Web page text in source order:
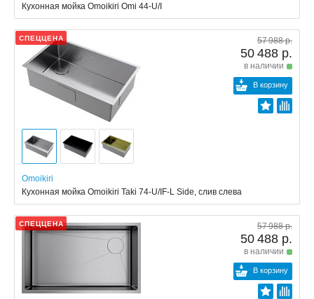
Кухонная мойка Omoikiri Omi 44-U/I
СПЕЦЦЕНА 57 988 р.
50 488 р.
в наличии
В корзину
Omoikiri
Кухонная мойка Omoikiri Taki 74-U/IF-L Side, слив слева
СПЕЦЦЕНА 57 988 р.
50 488 р.
в наличии
В корзину